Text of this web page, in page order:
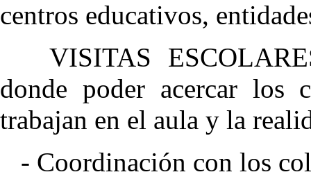
centros educativos,
VISITAS
donde poder acercar los
trabajan en el aula y la
- Coordinación con los